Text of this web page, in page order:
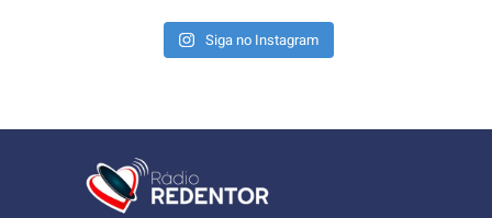
Siga no Instagram